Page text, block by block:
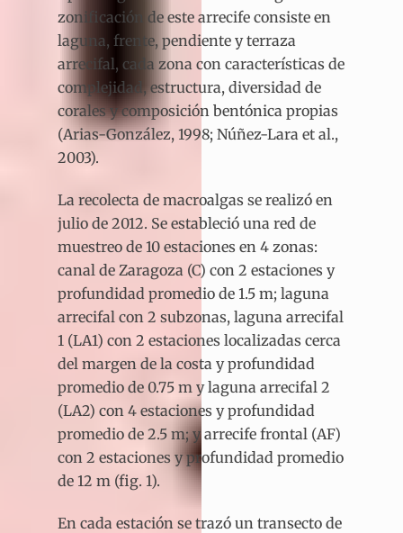
zonificación de este arrecife consiste en
laguna, frente, pendiente y terraza
arrecifal, cada zona con características de
complejidad, estructura, diversidad de
corales y composición bentónica propias
(Arias-González, 1998; Núñez-Lara et al.,
2003).
La recolecta de macroalgas se realizó en
julio de 2012. Se estableció una red de
muestreo de 10 estaciones en 4 zonas:
canal de Zaragoza (C) con 2 estaciones y
profundidad promedio de 1.5 m; laguna
arrecifal con 2 subzonas, laguna arrecifal
1 (LA1) con 2 estaciones localizadas cerca
del margen de la costa y profundidad
promedio de 0.75 m y laguna arrecifal 2
(LA2) con 4 estaciones y profundidad
promedio de 2.5 m; y arrecife frontal (AF)
con 2 estaciones y profundidad promedio
de 12 m (fig. 1).
En cada estación se trazó un transecto de